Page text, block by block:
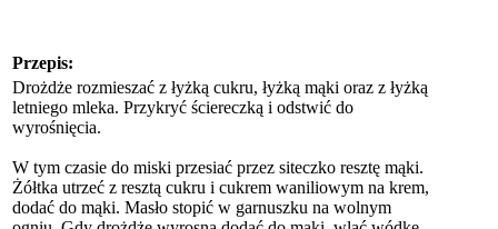
Przepis:
Drożdże rozmieszać z łyżką cukru, łyżką mąki oraz z łyżką
letniego mleka. Przykryć ściereczką i odstwić do
wyrośnięcia.
W tym czasie do miski przesiać przez siteczko resztę mąki.
Żółtka utrzeć z resztą cukru i cukrem waniliowym na krem,
dodać do mąki. Masło stopić w garnuszku na wolnym